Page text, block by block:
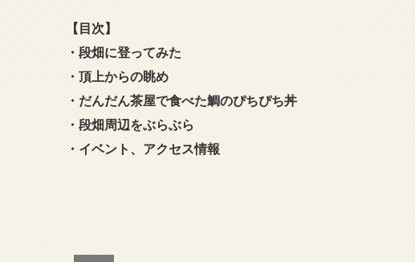
【目次】
・段畑に登ってみた
・頂上からの眺め
・だんだん茶屋で食べた鯛のぴちぴち丼
・段畑周辺をぶらぶら
・イベント、アクセス情報